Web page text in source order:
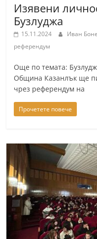
Изявени
Бузлуджа
15.11.2024 Иван
референдум
Още по темата:
Община Казанлък ще
чрез референдум на
Прочетете повече